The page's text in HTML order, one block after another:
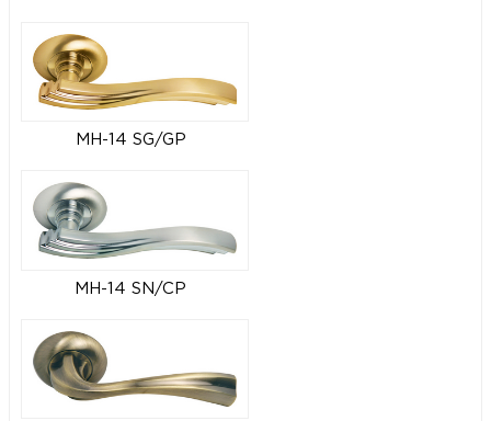
MH-14 SG/GP
MH-14 SN/CP